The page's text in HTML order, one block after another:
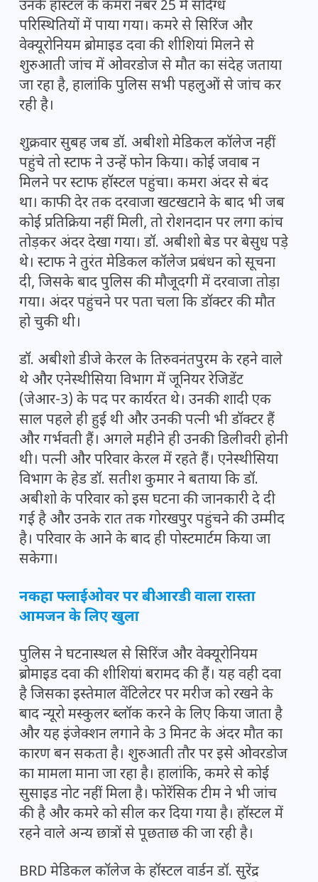
उनके हॉस्टल के कमरा नंबर 25 में संदिग्ध
परिस्थितियों में पाया गया। कमरे से सिरिंज और
वेक्यूरोनियम ब्रोमाइड दवा की शीशियां मिलने से
शुरुआती जांच में ओवरडोज से मौत का संदेह जताया
जा रहा है, हालांकि पुलिस सभी पहलुओं से जांच कर
रही है।
शुक्रवार सुबह जब डॉ. अबीशो मेडिकल कॉलेज नहीं
पहुंचे तो स्टाफ ने उन्हें फोन किया। कोई जवाब न
मिलने पर स्टाफ हॉस्टल पहुंचा। कमरा अंदर से बंद
था। काफी देर तक दरवाजा खटखटाने के बाद भी जब
कोई प्रतिक्रिया नहीं मिली, तो रोशनदान पर लगा कांच
तोड़कर अंदर देखा गया। डॉ. अबीशो बेड पर बेसुध पड़े
थे। स्टाफ ने तुरंत मेडिकल कॉलेज प्रबंधन को सूचना
दी, जिसके बाद पुलिस की मौजूदगी में दरवाजा तोड़ा
गया। अंदर पहुंचने पर पता चला कि डॉक्टर की मौत
हो चुकी थी।
डॉ. अबीशो डीजे केरल के तिरुवनंतपुरम के रहने वाले
थे और एनेस्थीसिया विभाग में जूनियर रेजिडेंट
(जेआर-3) के पद पर कार्यरत थे। उनकी शादी एक
साल पहले ही हुई थी और उनकी पत्नी भी डॉक्टर हैं
और गर्भवती हैं। अगले महीने ही उनकी डिलीवरी होनी
थी। पत्नी और परिवार केरल में रहते हैं। एनेस्थीसिया
विभाग के हेड डॉ. सतीश कुमार ने बताया कि डॉ.
अबीशो के परिवार को इस घटना की जानकारी दे दी
गई है और उनके रात तक गोरखपुर पहुंचने की उम्मीद
है। परिवार के आने के बाद ही पोस्टमार्टम किया जा
सकेगा।
नकहा फ्लाईओवर पर बीआरडी वाला रास्ता
आमजन के लिए खुला
पुलिस ने घटनास्थल से सिरिंज और वेक्यूरोनियम
ब्रोमाइड दवा की शीशियां बरामद की हैं। यह वही दवा
है जिसका इस्तेमाल वेंटिलेटर पर मरीज को रखने के
बाद न्यूरो मस्कुलर ब्लॉक करने के लिए किया जाता है
और यह इंजेक्शन लगाने के 3 मिनट के अंदर मौत का
कारण बन सकता है। शुरुआती तौर पर इसे ओवरडोज
का मामला माना जा रहा है। हालांकि, कमरे से कोई
सुसाइड नोट नहीं मिला है। फोरेंसिक टीम ने भी जांच
की है और कमरे को सील कर दिया गया है। हॉस्टल में
रहने वाले अन्य छात्रों से पूछताछ की जा रही है।
BRD मेडिकल कॉलेज के हॉस्टल वार्डन डॉ. सुरेंद्र